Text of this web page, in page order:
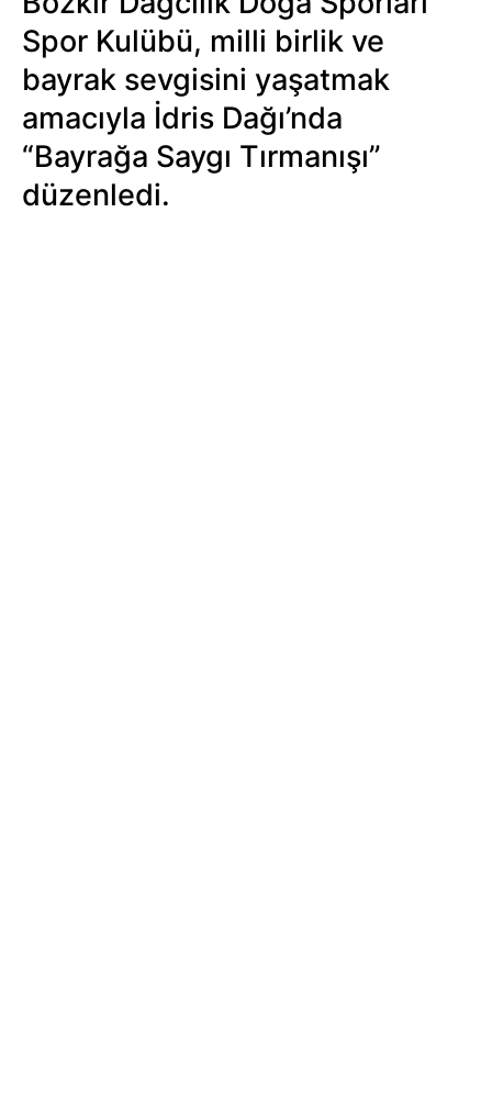
Spor Kulübü, milli birlik ve
bayrak sevgisini yaşatmak
amacıyla İdris Dağı’nda
“Bayrağa Saygı Tırmanışı”
düzenledi.